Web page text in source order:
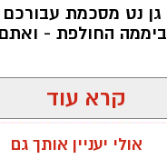
נט מסכמת
החולפת -
09.08.26קרא עוד
אולי יעניין אותך גם